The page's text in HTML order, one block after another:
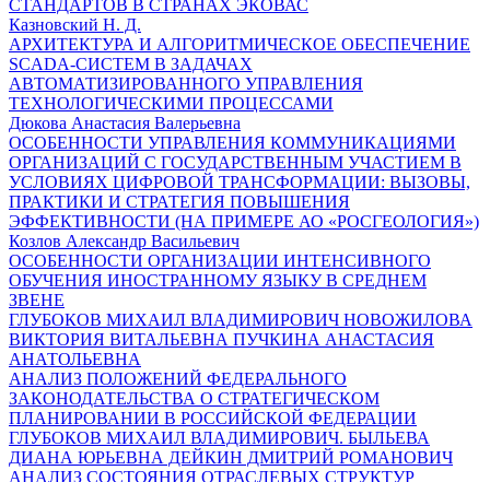
СТАНДАРТОВ В СТРАНАХ ЭКОВАС
Казновский Н. Д.
АРХИТЕКТУРА И АЛГОРИТМИЧЕСКОЕ ОБЕСПЕЧЕНИЕ
SCADA-СИСТЕМ В ЗАДАЧАХ
АВТОМАТИЗИРОВАННОГО УПРАВЛЕНИЯ
ТЕХНОЛОГИЧЕСКИМИ ПРОЦЕССАМИ
Дюкова Анастасия Валерьевна
ОСОБЕННОСТИ УПРАВЛЕНИЯ КОММУНИКАЦИЯМИ
ОРГАНИЗАЦИЙ С ГОСУДАРСТВЕННЫМ УЧАСТИЕМ В
УСЛОВИЯХ ЦИФРОВОЙ ТРАНСФОРМАЦИИ: ВЫЗОВЫ,
ПРАКТИКИ И СТРАТЕГИЯ ПОВЫШЕНИЯ
ЭФФЕКТИВНОСТИ (НА ПРИМЕРЕ АО «РОСГЕОЛОГИЯ»)
Козлов Александр Васильевич
ОСОБЕННОСТИ ОРГАНИЗАЦИИ ИНТЕНСИВНОГО
ОБУЧЕНИЯ ИНОСТРАННОМУ ЯЗЫКУ В СРЕДНЕМ
ЗВЕНЕ
ГЛУБОКОВ МИХАИЛ ВЛАДИМИРОВИЧ НОВОЖИЛОВА
ВИКТОРИЯ ВИТАЛЬЕВНА ПУЧКИНА АНАСТАСИЯ
АНАТОЛЬЕВНА
АНАЛИЗ ПОЛОЖЕНИЙ ФЕДЕРАЛЬНОГО
ЗАКОНОДАТЕЛЬСТВА О СТРАТЕГИЧЕСКОМ
ПЛАНИРОВАНИИ В РОССИЙСКОЙ ФЕДЕРАЦИИ
ГЛУБОКОВ МИХАИЛ ВЛАДИМИРОВИЧ. БЫЛЬЕВА
ДИАНА ЮРЬЕВНА ДЕЙКИН ДМИТРИЙ РОМАНОВИЧ
АНАЛИЗ СОСТОЯНИЯ ОТРАСЛЕВЫХ СТРУКТУР